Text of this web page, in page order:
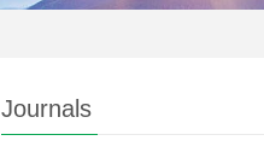
Journals